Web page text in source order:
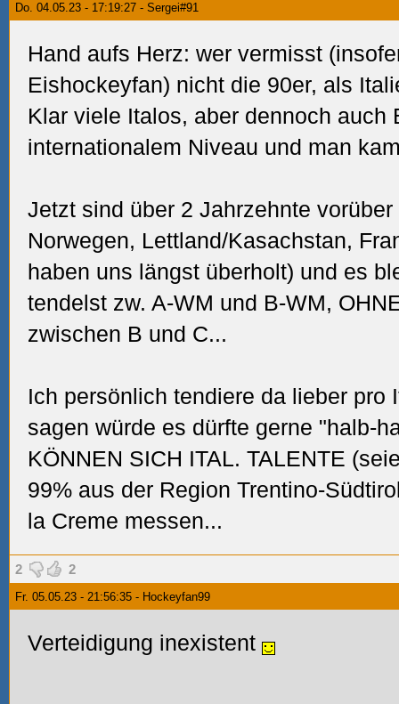
Do. 04.05.23 - 17:19:27 - Sergei#91
Hand aufs Herz: wer vermisst
Eishockeyfan) nicht die 90er, als
Klar viele Italos, aber dennoch auch
internationalem Niveau und man
Jetzt sind über 2 Jahrzehnte
Norwegen, Lettland/Kasachstan,
haben uns längst überholt) und es
tendelst zw. A-WM und B-WM,
zwischen B und C...
Ich persönlich tendiere da lieber pro
sagen würde es dürfte gerne "halb-
KÖNNEN SICH ITAL. TALENTE
99% aus der Region Trentino-
la Creme messen...
2 2
Fr. 05.05.23 - 21:56:35 - Hockeyfan99
Verteidigung inexistent